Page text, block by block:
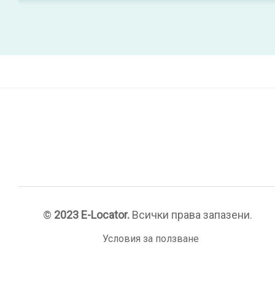
© 2023 E-Locator.Всички права запазени.
Условия за ползване